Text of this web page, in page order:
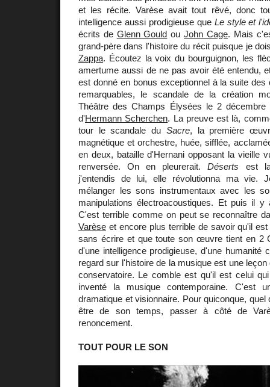
et les récite. Varèse avait tout rêvé, donc
intelligence aussi prodigieuse que Le style et
écrits de Glenn Gould ouJohn Cage. Mais
grand-père dans l'histoire du récit puisque je
Zappa. Écoutez la voix du bourguignon, les
amertume aussi de ne pas avoir été entendu,
est donné en bonus exceptionnel à la suite des
remarquables, le scandale de la création
Théâtre des Champs Élysées le 2
d'Hermann Scherchen. La preuve est là,
tour le scandale du Sacre, la première
magnétique et orchestre, huée, sifflée,
en deux, bataille d'Hernani opposant la vieille
renversée. On en pleurerait.Déserts est
j'entendis de lui, elle révolutionna ma vie.
mélanger les sons instrumentaux avec les
manipulations électroacoustiques. Et puis il
C'est terrible comme on peut se reconnaître
Varèse et encore plus terrible de savoir qu'il
sans écrire et que toute son œuvre tient en 2
d'une intelligence prodigieuse, d'une humanité
regard sur l'histoire de la musique est une
conservatoire. Le comble est qu'il est celui
inventé la musique contemporaine. C'est
dramatique et visionnaire. Pour quiconque,
être de son temps, passer à côté de
renoncement.
TOUT POUR LE SON